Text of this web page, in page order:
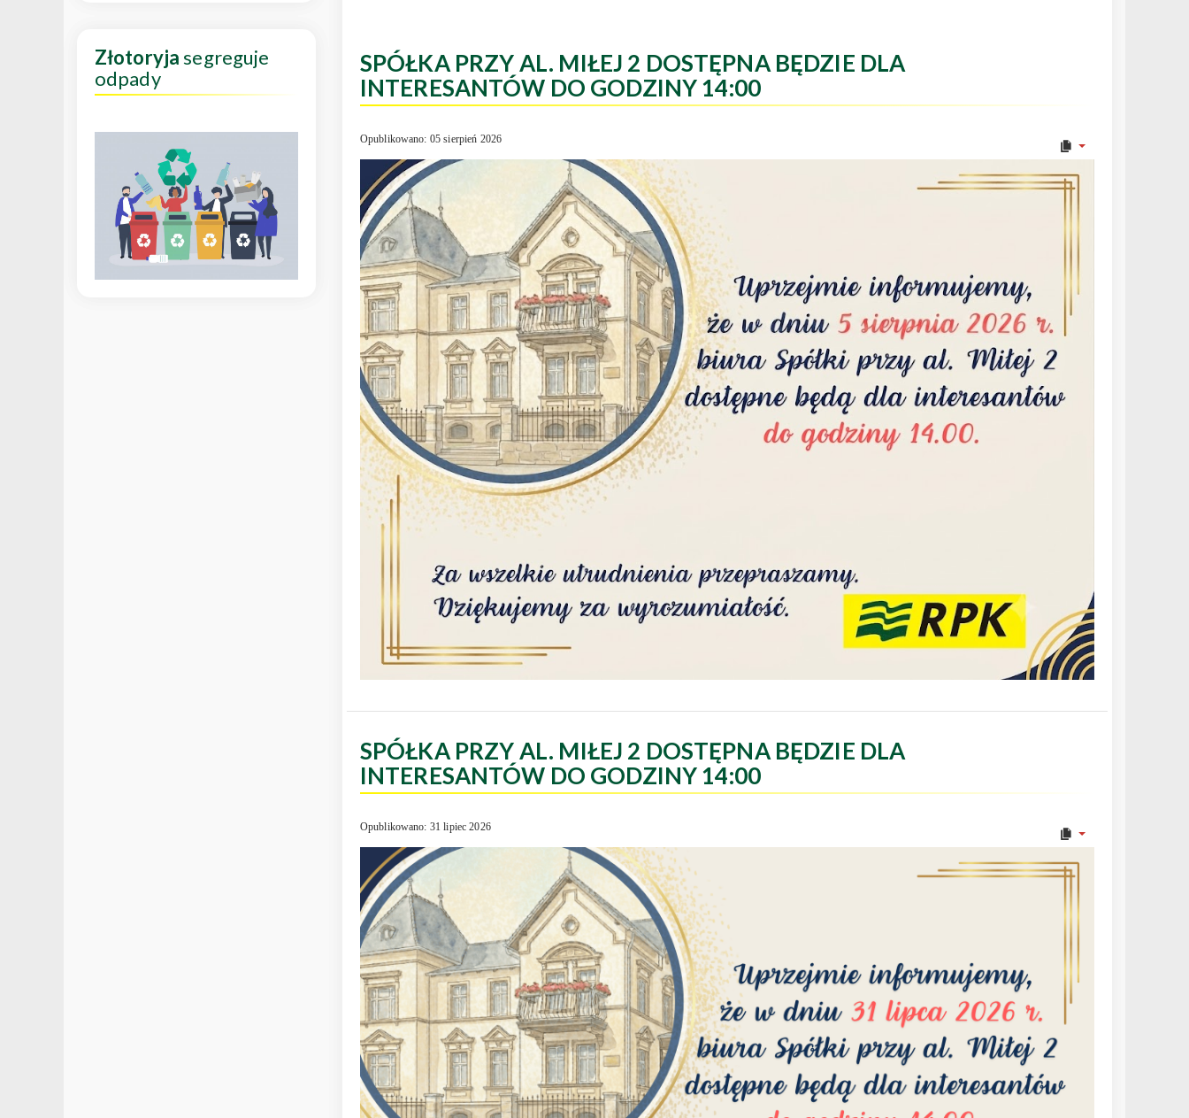
SPÓŁKA PRZY AL. MIŁEJ 2 DOSTĘPNA BĘDZIE DLA
INTERESANTÓW DO GODZINY 14:00
Opublikowano: 05 sierpień 2026
SPÓŁKA PRZY AL. MIŁEJ 2 DOSTĘPNA BĘDZIE DLA
INTERESANTÓW DO GODZINY 14:00
Opublikowano: 31 lipiec 2026
Złotoryjasegreguje
odpady